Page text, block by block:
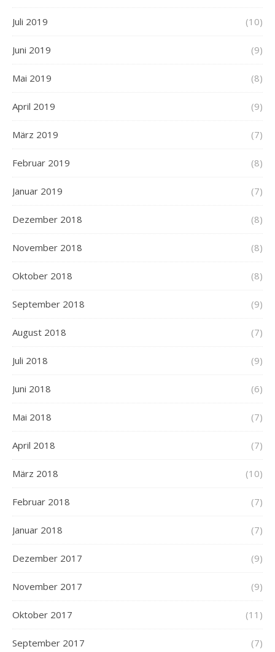
Juli 2019 (10)
Juni 2019 (9)
Mai 2019 (8)
April 2019 (9)
März 2019 (7)
Februar 2019 (8)
Januar 2019 (7)
Dezember 2018 (8)
November 2018 (8)
Oktober 2018 (8)
September 2018 (9)
August 2018 (7)
Juli 2018 (9)
Juni 2018 (6)
Mai 2018 (7)
April 2018 (7)
März 2018 (10)
Februar 2018 (7)
Januar 2018 (7)
Dezember 2017 (9)
November 2017 (9)
Oktober 2017 (11)
September 2017 (7)